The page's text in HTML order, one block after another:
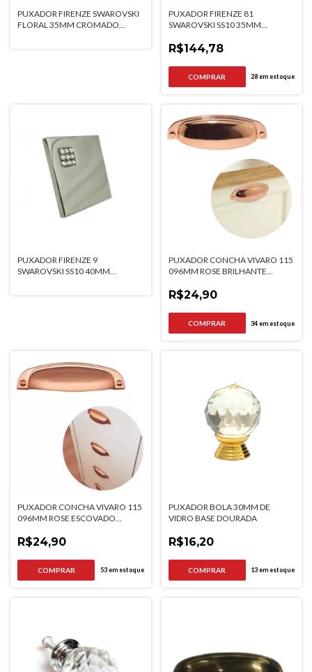
PUXADOR FIRENZE SWAROVSKI
FLORAL 35MM CROMADO
PUXADOR FIRENZE 81
SWAROVSKI SS10 35MM
R$144,78
28em estoque
PUXADOR FIRENZE 9
SWAROVSKI SS10 40MM
PUXADOR CONCHA VIVARO 115
096MM ROSE BRILHANTE
R$24,90
34em estoque
PUXADOR CONCHA VIVARO 115
096MM ROSE ESCOVADO
R$24,90
53em estoque
PUXADOR BOLA 30MM DE
VIDRO BASE DOURADA
R$16,20
13em estoque